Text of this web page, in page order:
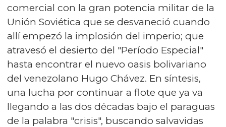
comercial con la gran potencia militar de la
Unión Soviética que se desvaneció cuando
allí empezó la implosión del imperio; que
atravesó el desierto del "Período Especial"
hasta encontrar el nuevo oasis bolivariano
del venezolano Hugo Chávez. En síntesis,
una lucha por continuar a flote que ya va
llegando a las dos décadas bajo el paraguas
de la palabra "crisis", buscando salvavidas